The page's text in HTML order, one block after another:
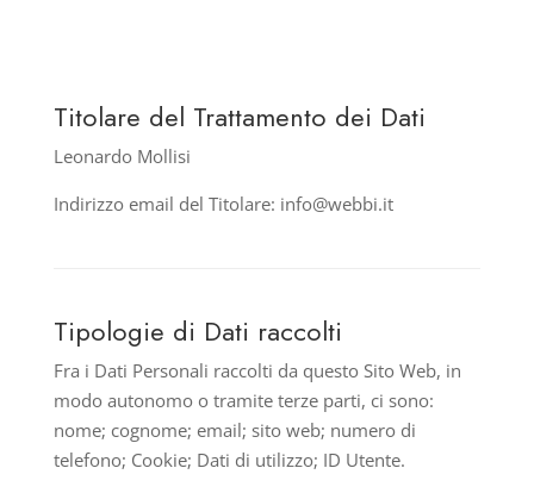
Titolare del Trattamento dei Dati
Leonardo Mollisi
Indirizzo email del Titolare: info@webbi.it
Tipologie di Dati raccolti
Fra i Dati Personali raccolti da questo Sito Web, in
modo autonomo o tramite terze parti, ci sono:
nome; cognome; email; sito web; numero di
telefono; Cookie; Dati di utilizzo; ID Utente.